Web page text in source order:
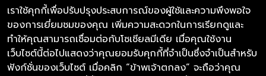
บริษัท ซิมลิงค์ จำกัด
98/226 Bangrakyai-Baanmai Road,
Bangyai, Nonthaburi 11140
เราใช้คุกกี้เพื่อปรับปรุงประสบการณ์ของผู้ใช้และความพึงพอใจ
ของการเยี่ยมชมของคุณ เพิ่มความสะดวกในการเรียกดูและ
ทำให้คุณสามารถเชื่อมต่อกับโซเชียลมีเดีย เมื่อคุณใช้งาน
เว็บไซต์นี้ต่อไปแสดงว่าคุณยอมรับคุกกี้ที่จำเป็นซึ่งจำเป็นสำหรับ
ฟังก์ชั่นของเว็บไซต์ เมื่อคลิก “ข้าพเจ้าตกลง” จะถือว่าคุณ